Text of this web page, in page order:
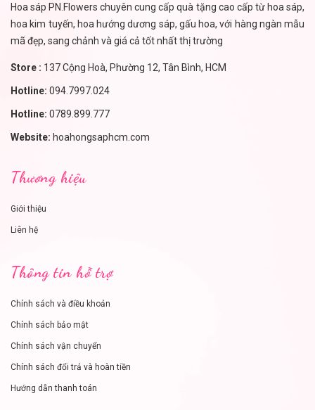
Hoa sáp PN.Flowers chuyên cung cấp quà tặng cao cấp từ hoa sáp,
hoa kim tuyến, hoa hướng dương sáp, gấu hoa, với hàng ngàn mẫu
mã đẹp, sang chảnh và giá cả tốt nhất thị trường
Store : 137 Cộng Hoà, Phường 12, Tân Bình, HCM
Hotline: 094.7997.024
Hotline: 0789.899.777
Website: hoahongsaphcm.com
Thương hiệu
Giới thiệu
Liên hệ
Thông tin hỗ trợ
Chính sách và điều khoản
Chính sách bảo mật
Chính sách vận chuyển
Chính sách đổi trả và hoàn tiền
Hướng dẫn thanh toán